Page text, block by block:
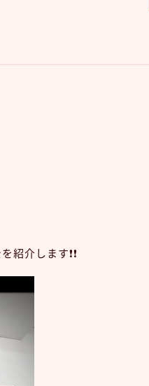
介します❗️❗️